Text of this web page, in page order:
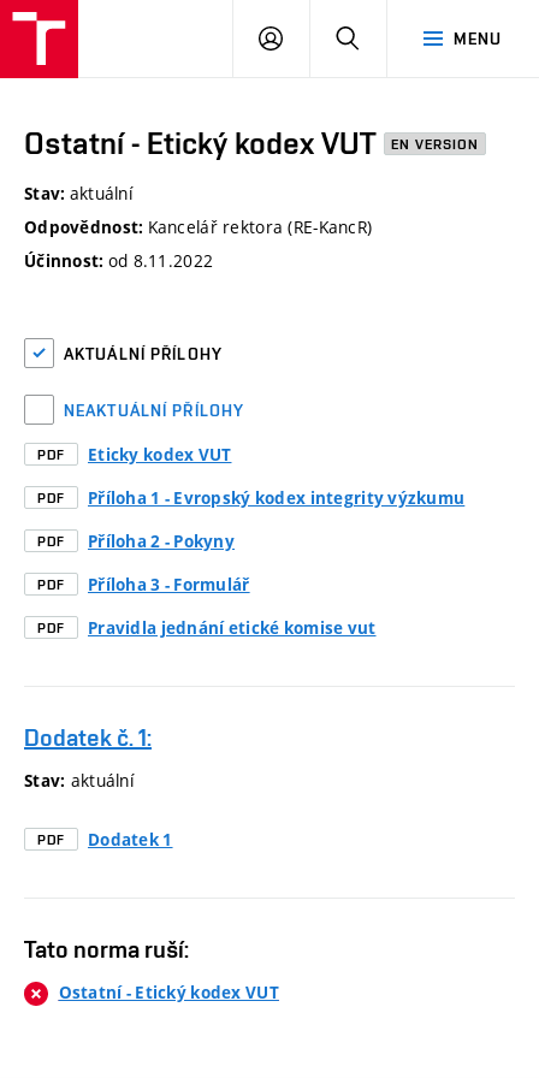
MENU
PŘIHLÁSIT
Ostatní - Etický kodex VUT EN VERSION
Stav: aktuální
Odpovědnost: Kancelář rektora (RE-KancR)
Účinnost: od 8.11.2022
AKTUÁLNÍ PŘÍLOHY
NEAKTUÁLNÍ PŘÍLOHY
PDF Eticky kodex VUT
PDF Příloha 1 - Evropský kodex integrity výzkumu
PDF Příloha 2 - Pokyny
PDF Příloha 3 - Formulář
PDF Pravidla jednání etické komise vut
Dodatek č. 1:
Stav: aktuální
PDF Dodatek 1
Tato norma ruší:
Ostatní - Etický kodex VUT